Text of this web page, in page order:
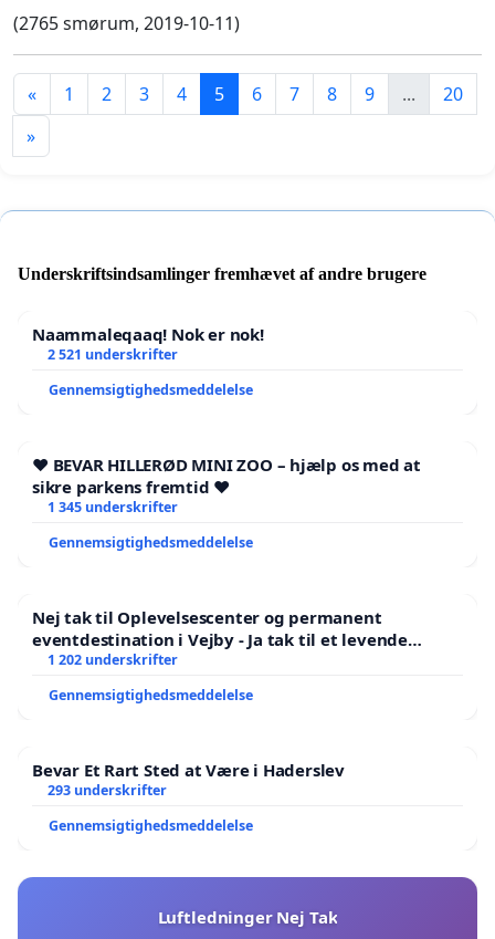
(2765 smørum, 2019-10-11)
« 1 2 3 4 5 6 7 8 9 ...
20
»
Underskriftsindsamlinger fremhævet af andre brugere
Naammaleqaaq! Nok er nok!
2 521 underskrifter
Gennemsigtighedsmeddelelse
❤️ BEVAR HILLERØD MINI ZOO – hjælp os med at
sikre parkens fremtid ❤️
1 345 underskrifter
Gennemsigtighedsmeddelelse
Nej tak til Oplevelsescenter og permanent
eventdestination i Vejby - Ja tak til et levende
lokalområde i balance
1 202 underskrifter
Gennemsigtighedsmeddelelse
Bevar Et Rart Sted at Være i Haderslev
293 underskrifter
Gennemsigtighedsmeddelelse
Luftledninger Nej Tak